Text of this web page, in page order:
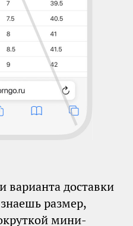
варианта доставки
размер,
мини-